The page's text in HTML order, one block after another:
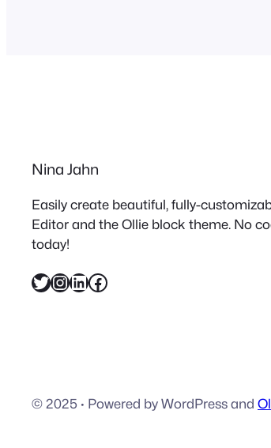
Nina Jahn
Easily create beautiful, fully-
Editor and the Ollie block theme. No
today!
Twitter InstagramLinkedIn Facebook
© 2025 · Powered by WordPress and